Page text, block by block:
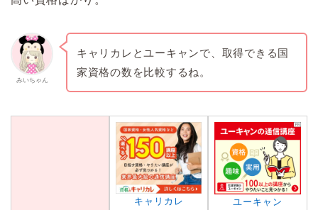
みいちゃん
キャリカレとユーキャンで、取得できる国
家資格の数を比較するね。
キャリカレ ユーキャン